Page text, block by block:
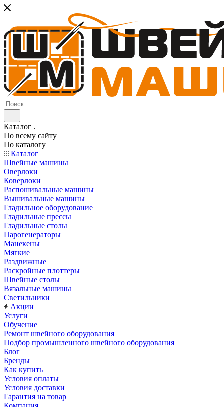
Каталог
По всему сайту
По каталогу
Каталог
Швейные машины
Оверлоки
Коверлоки
Распошивальные машины
Вышивальные машины
Гладильное оборудование
Гладильные прессы
Гладильные столы
Парогенераторы
Манекены
Мягкие
Раздвижные
Раскройные плоттеры
Швейные столы
Вязальные машины
Светильники
Акции
Услуги
Обучение
Ремонт швейного оборудования
Подбор промышленного швейного оборудования
Блог
Бренды
Как купить
Условия оплаты
Условия доставки
Гарантия на товар